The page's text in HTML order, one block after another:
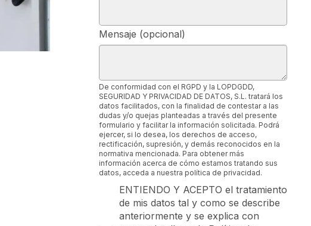
Mensaje (opcional)
De conformidad con el RGPD y la LOPDGDD,
SEGURIDAD Y PRIVACIDAD DE DATOS, S.L. tratará los
datos facilitados, con la finalidad de contestar a las
dudas y/o quejas planteadas a través del presente
formulario y facilitar la información solicitada. Podrá
ejercer, si lo desea, los derechos de acceso,
rectificación, supresión, y demás reconocidos en la
normativa mencionada. Para obtener más
información acerca de cómo estamos tratando sus
datos, acceda a nuestra política de privacidad.
ENTIENDO Y ACEPTO el tratamiento
de mis datos tal y como se describe
anteriormente y se explica con